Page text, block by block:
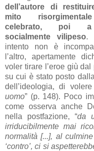
dell’autore di
mito
celebrato, poi
socialmente vilipeso.
intento non è
l’altro, apertamente
voler tirare l’eroe giù
su cui è stato posto
dell’ideologia, di volere
uomo” (p. 148). Poco
come osserva anche
nella postfazione, “da
irriducibilmente mai
normalità [...], al
‘contro’, ci si